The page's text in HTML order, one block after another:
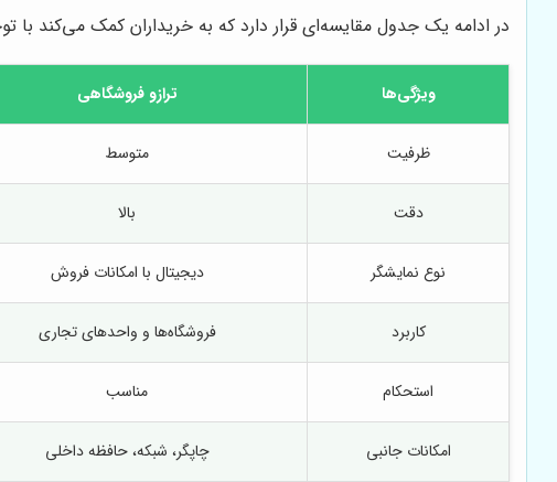
در ادامه یک جدول مقایسه‌ای قرار دارد که به خریداران کمک می‌کند با
ویژگی‌ها ترازو فروشگاهی
ظرفیت متوسط
دقت بالا
نوع نمایشگر دیجیتال با امکانات فروش
کاربرد فروشگاه‌ها و واحدهای تجاری
استحکام مناسب
امکانات جانبی چاپگر، شبکه، حافظه داخلی